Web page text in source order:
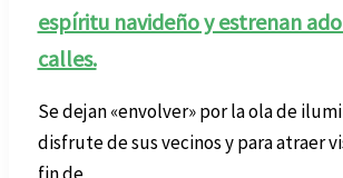
espíritu navideño y estrenan
calles.
Se dejan «envolver» por la ola de
disfrute de sus vecinos y para atraer